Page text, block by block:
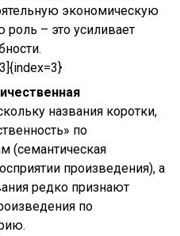
экономическую
– это усиливает
названия коротки,
по
(семантическая
произведения), а
редко признают
по